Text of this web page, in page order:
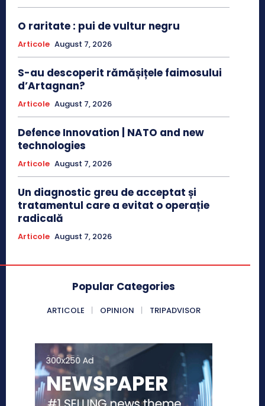
O raritate : pui de vultur negru
Articole August 7, 2026
S-au descoperit rămășițele faimosului
d’Artagnan?
Articole August 7, 2026
Defence Innovation | NATO and new
technologies
Articole August 7, 2026
Un diagnostic greu de acceptat și
tratamentul care a evitat o operație
radicală
Articole August 7, 2026
Popular Categories
ARTICOLE OPINION TRIPADVISOR